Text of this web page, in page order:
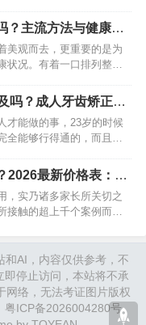
生长潜力，这给医生开展
…
？主流方法与健康好
美观而去，更重要的是为
状况。有着一口排列整齐
病的出现。当下的正畸
给…
吗？成人牙齿矫正方
才能做的事，23岁的时候
全能够行得通的，而且也
然变成了常规的治疗方
人的…
2026最新价格表：钢
，实乃诸多家长所关切之
接触的超上千个案例而
行矫正…
和AI，内容仅供参考，不
停止访问，本站将不承
网络，无法考证图片版权
粤ICP备2026004280号